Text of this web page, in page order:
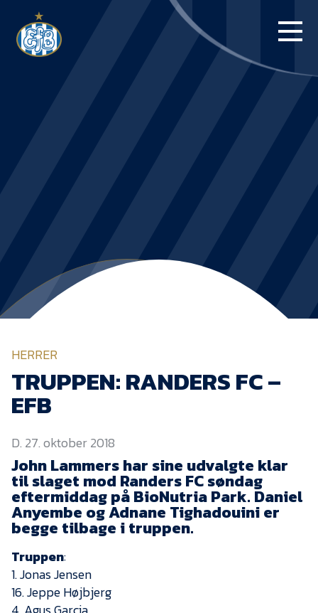
BLUE WATER
NYHEDER
EfB Akademi
Sydvestjysk Fodbold
Samarbejde
Partnere
Blue Water Arena
Kontakt
HERRER
TRUPPEN: RANDERS FC –
EFB
D. 27. oktober 2018
John Lammers har sine udvalgte klar
til slaget mod Randers FC søndag
eftermiddag på BioNutria Park. Daniel
Anyembe og Adnane Tighadouini er
begge tilbage i truppen.
Truppen:
1. Jonas Jensen
16. Jeppe Højbjerg